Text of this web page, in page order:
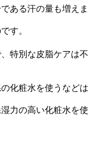
ある汗の量も増えま
す。
特別な皮脂ケアは不
化粧水を使うなどは
力の高い化粧水を使